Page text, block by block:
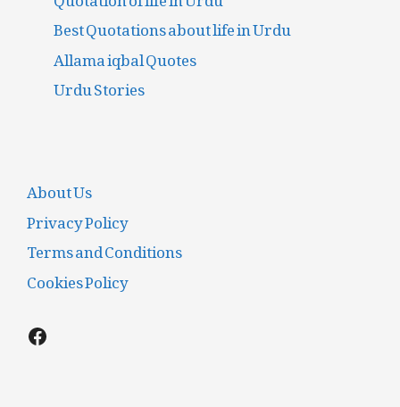
Best Quotations about life in Urdu
Allama iqbal Quotes
Urdu Stories
About Us
Privacy Policy
Terms and Conditions
Cookies Policy
Facebook